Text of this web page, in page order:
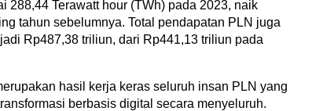
288,44 Terawatt hour (TWh) pada 2023, naik
tahun sebelumnya. Total pendapatan PLN juga
Rp487,38 triliun, dari Rp441,13 triliun pada
hasil kerja keras seluruh insan PLN yang
berbasis digital secara menyeluruh.